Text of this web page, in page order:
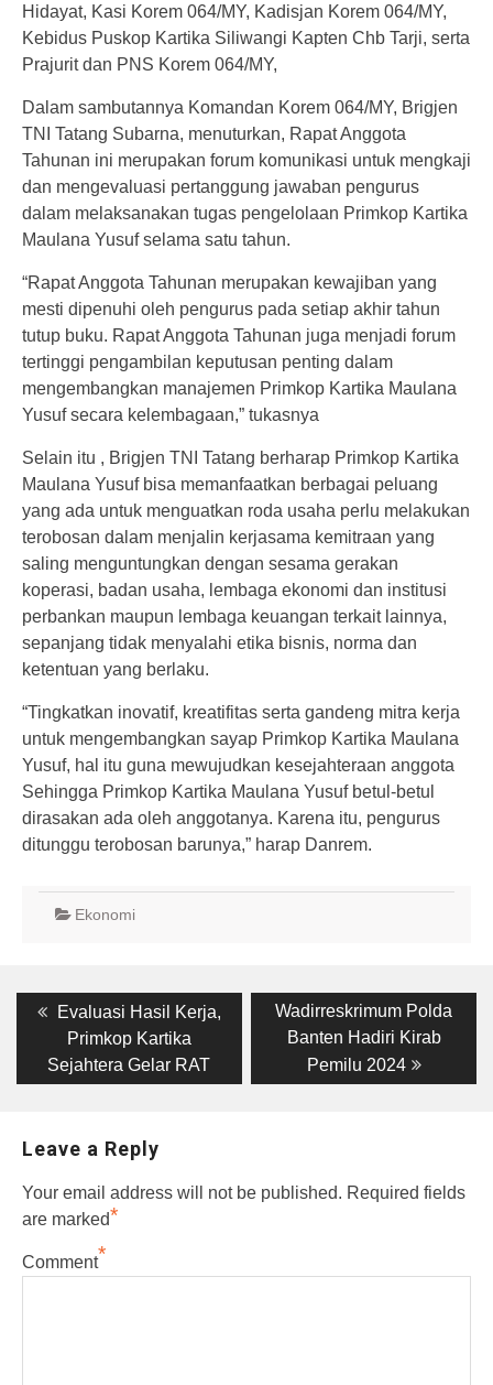
Hidayat, Kasi Korem 064/MY, Kadisjan Korem 064/MY,
Kebidus Puskop Kartika Siliwangi Kapten Chb Tarji, serta
Prajurit dan PNS Korem 064/MY,
Dalam sambutannya Komandan Korem 064/MY, Brigjen
TNI Tatang Subarna, menuturkan, Rapat Anggota
Tahunan ini merupakan forum komunikasi untuk mengkaji
dan mengevaluasi pertanggung jawaban pengurus
dalam melaksanakan tugas pengelolaan Primkop Kartika
Maulana Yusuf selama satu tahun.
“Rapat Anggota Tahunan merupakan kewajiban yang
mesti dipenuhi oleh pengurus pada setiap akhir tahun
tutup buku. Rapat Anggota Tahunan juga menjadi forum
tertinggi pengambilan keputusan penting dalam
mengembangkan manajemen Primkop Kartika Maulana
Yusuf secara kelembagaan,” tukasnya
Selain itu , Brigjen TNI Tatang berharap Primkop Kartika
Maulana Yusuf bisa memanfaatkan berbagai peluang
yang ada untuk menguatkan roda usaha perlu melakukan
terobosan dalam menjalin kerjasama kemitraan yang
saling menguntungkan dengan sesama gerakan
koperasi, badan usaha, lembaga ekonomi dan institusi
perbankan maupun lembaga keuangan terkait lainnya,
sepanjang tidak menyalahi etika bisnis, norma dan
ketentuan yang berlaku.
“Tingkatkan inovatif, kreatifitas serta gandeng mitra kerja
untuk mengembangkan sayap Primkop Kartika Maulana
Yusuf, hal itu guna mewujudkan kesejahteraan anggota
Sehingga Primkop Kartika Maulana Yusuf betul-betul
dirasakan ada oleh anggotanya. Karena itu, pengurus
ditunggu terobosan barunya,” harap Danrem.
Ekonomi
Post
navigation
Previous
post:
Evaluasi Hasil Kerja,
Primkop Kartika
Sejahtera Gelar RAT
Next
post:
Wadirreskrimum Polda
Banten Hadiri Kirab
Pemilu 2024
Leave a Reply
Your email address will not be published. Required fields
are marked*
Comment*